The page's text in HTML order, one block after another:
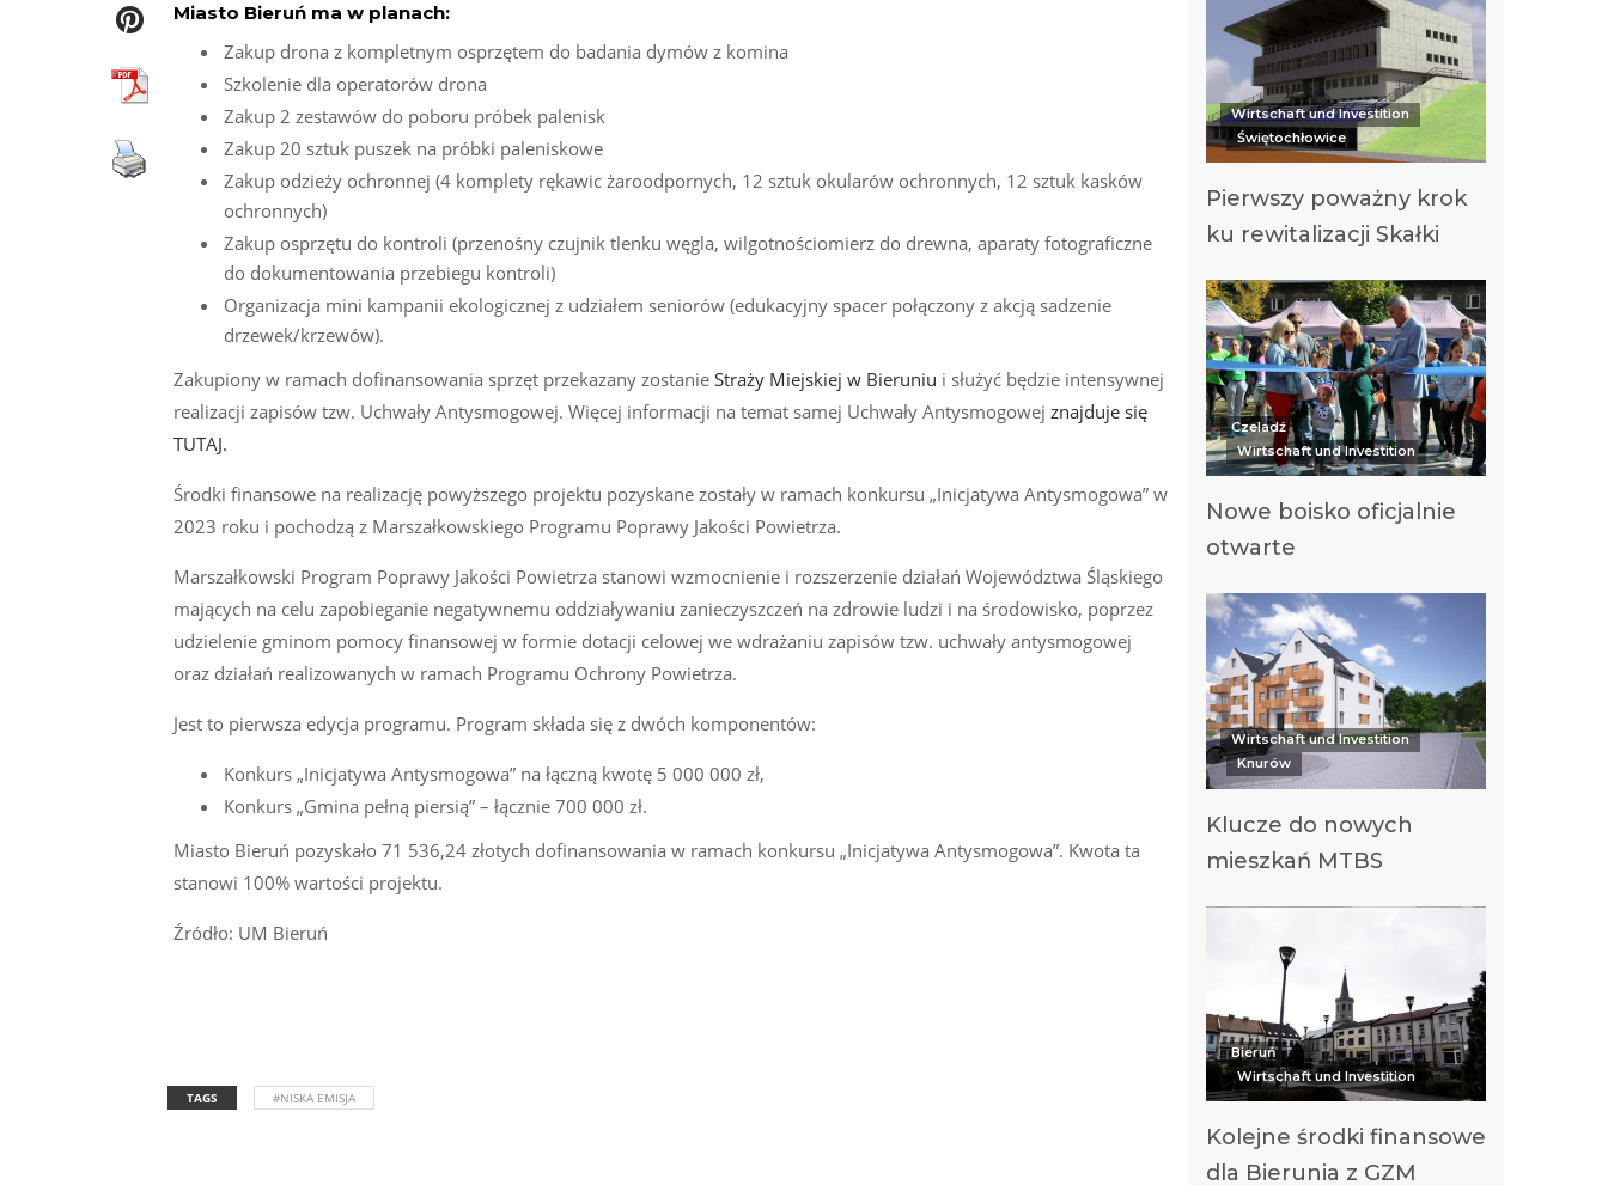
Miasto Bieruń ma w planach:
Zakup drona z kompletnym osprzętem do badania dymów z komina
Szkolenie dla operatorów drona
Zakup 2 zestawów do poboru próbek palenisk
Zakup 20 sztuk puszek na próbki paleniskowe
Zakup odzieży ochronnej (4 komplety rękawic żaroodpornych, 12 sztuk okularów ochronnych, 12 sztuk kasków
ochronnych)
Zakup osprzętu do kontroli (przenośny czujnik tlenku węgla, wilgotnościomierz do drewna, aparaty fotograficzne
do dokumentowania przebiegu kontroli)
Organizacja mini kampanii ekologicznej z udziałem seniorów (edukacyjny spacer połączony z akcją sadzenie
drzewek/krzewów).
Zakupiony w ramach dofinansowania sprzęt przekazany zostanie Straży Miejskiej w Bieruniu i służyć będzie intensywnej
realizacji zapisów tzw. Uchwały Antysmogowej. Więcej informacji na temat samej Uchwały Antysmogowej znajduje się
TUTAJ.
Środki finansowe na realizację powyższego projektu pozyskane zostały w ramach konkursu „Inicjatywa Antysmogowa” w
2023 roku i pochodzą z Marszałkowskiego Programu Poprawy Jakości Powietrza.
Marszałkowski Program Poprawy Jakości Powietrza stanowi wzmocnienie i rozszerzenie działań Województwa Śląskiego
mających na celu zapobieganie negatywnemu oddziaływaniu zanieczyszczeń na zdrowie ludzi i na środowisko, poprzez
udzielenie gminom pomocy finansowej w formie dotacji celowej we wdrażaniu zapisów tzw. uchwały antysmogowej
oraz działań realizowanych w ramach Programu Ochrony Powietrza.
Jest to pierwsza edycja programu. Program składa się z dwóch komponentów:
Konkurs „Inicjatywa Antysmogowa” na łączną kwotę 5 000 000 zł,
Konkurs „Gmina pełną piersią” – łącznie 700 000 zł.
Miasto Bieruń pozyskało 71 536,24 złotych dofinansowania w ramach konkursu „Inicjatywa Antysmogowa”. Kwota ta
stanowi 100% wartości projektu.
Źródło: UM Bieruń
TAGS #NISKA EMISJA
Wirtschaft und Investition
Świętochłowice
Pierwszy poważny krok
ku rewitalizacji Skałki
Czeladź
Wirtschaft und Investition
Nowe boisko oficjalnie
otwarte
Wirtschaft und Investition
Knurów
Klucze do nowych
mieszkań MTBS
Bieruń
Wirtschaft und Investition
Kolejne środki finansowe
dla Bierunia z GZM